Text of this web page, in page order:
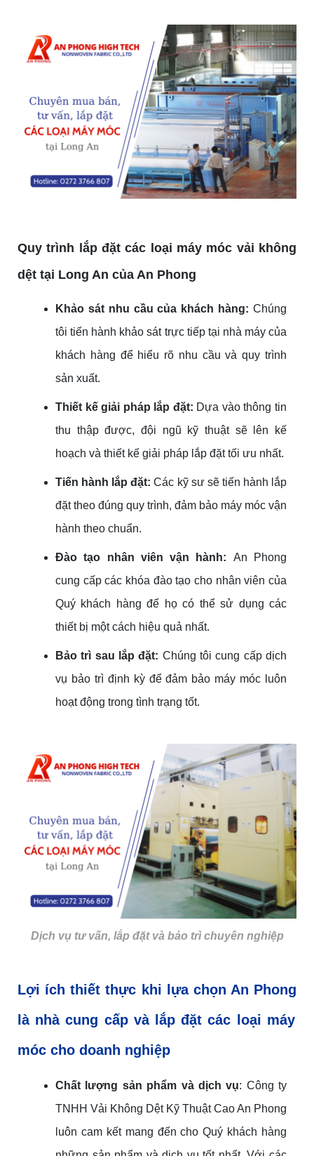
Quy trình
lắp đặt các loại máy móc vải không
dệt tại Long An của An Phong
Khảo sát nhu cầu của khách hàng: Chúng
tôi tiến hành khảo sát trực tiếp tại nhà máy của
khách hàng để hiểu rõ nhu cầu và quy trình
sản xuất.
Thiết kế giải pháp lắp đặt: Dựa vào thông tin
thu thập được, đội ngũ kỹ thuật sẽ lên kế
hoạch và thiết kế giải pháp lắp đặt tối ưu nhất.
Tiến hành lắp đặt: Các kỹ sư sẽ tiến hành lắp
đặt theo đúng quy trình, đảm bảo máy móc vận
hành theo chuẩn.
Đào tạo nhân viên vận hành: An Phong
cung cấp các khóa đào tạo cho nhân viên của
Quý khách hàng để họ có thể sử dụng các
thiết bị một cách hiệu quả nhất.
Bảo trì sau lắp đặt: Chúng tôi cung cấp dịch
vụ bảo trì định kỳ để đảm bảo máy móc luôn
hoạt động trong tình trạng tốt.
Dịch vụ tư vấn, lắp đặt và bảo trì chuyên nghiệp
Lợi ích thiết thực khi lựachọn An Phong
là nhà cung cấp và lắp đặt các loại máy
móc cho doanh nghiệp
Chất lượng sản phẩm và dịch vụ: Công ty
TNHH Vải Không Dệt Kỹ Thuật Cao An Phong
luôn cam kết mang đến cho Quý khách hàng